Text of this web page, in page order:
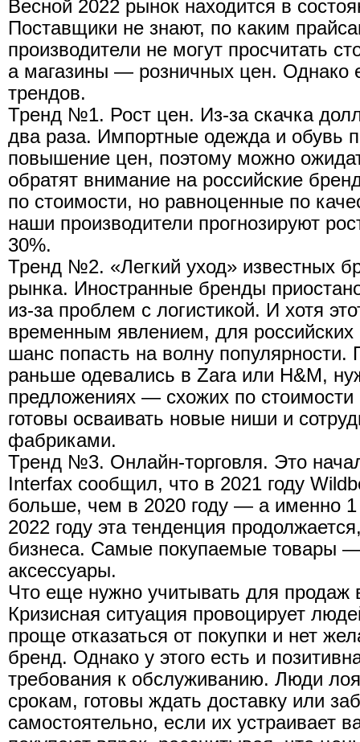
Весной 2022 рынок находится в
Поставщики не знают, по каким
производители не могут просчитать
а магазины — розничных цен. Однако
трендов.
Тренд №1. Рост цен. Из-за скачка
два раза. Импортные одежда и обувь
повышение цен, поэтому можно
обратят внимание на российские
по стоимости, но равноценные по
наши производители прогнозируют
30%.
Тренд №2. «Легкий уход» известных
рынка. Иностранные бренды
из-за проблем с логистикой. И хотя
временным явлением, для российских
шанс попасть на волну популярности.
раньше одевались в Zara или H&M,
предложениях — схожих по стоимости
готовы осваивать новые ниши и
фабриками.
Тренд №3. Онлайн-торговля. Это
Interfax сообщил, что в 2021 году
больше, чем в 2020 году — а именно
2022 году эта тенденция
бизнеса. Самые покупаемые товары
аксессуары.
Что еще нужно учитывать для продаж
Кризисная ситуация провоцирует
проще отказаться от покупки и нет
бренд. Однако у этого есть и
требования к обслуживанию. Люди
срокам, готовы ждать доставку или
самостоятельно, если их устраивает